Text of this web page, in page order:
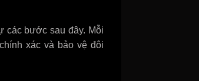
các bước sau đây. Mỗi
xác và bảo vệ đôi